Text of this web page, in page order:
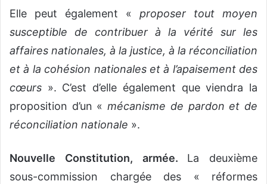
Elle peut également « proposer tout moyen
susceptible de contribuer à la vérité sur les
affaires nationales, à la justice, à la réconciliation
et à la cohésion nationales et à l’apaisement des
cœurs ». C’est d’elle également que viendra la
proposition d’un «mécanisme de pardon et de
réconciliation nationale ».
Nouvelle Constitution, armée. La deuxième
sous-commission chargée des « réformes